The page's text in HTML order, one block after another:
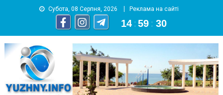
Субота, 08 Серпня, 2026 Реклама на сайті
14 :59 : 31
YUZHNY.INFO
информационный портал города Южный